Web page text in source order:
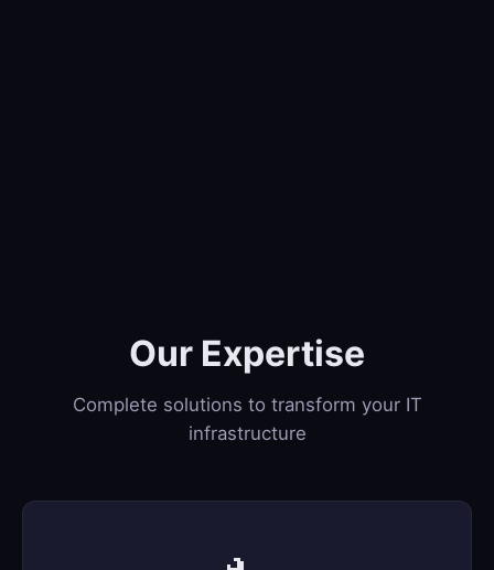
Our Expertise
Complete solutions to transform your IT
infrastructure